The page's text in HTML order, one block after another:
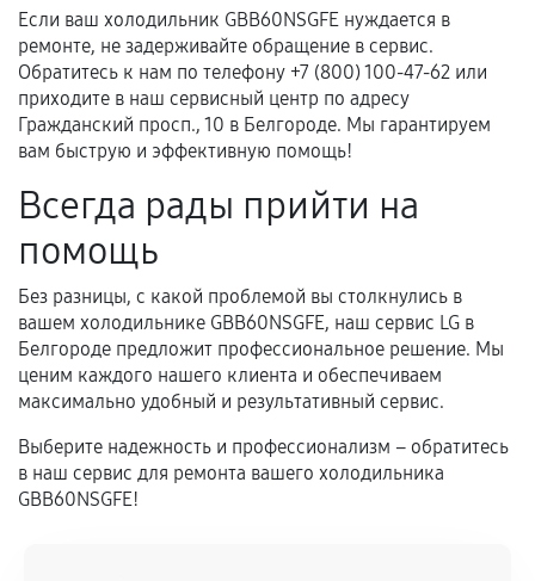
Если ваш холодильник GBB60NSGFE нуждается в
ремонте, не задерживайте обращение в сервис.
Обратитесь к нам по телефону +7 (800) 100-47-62 или
приходите в наш сервисный центр по адресу
Гражданский просп., 10 в Белгороде. Мы гарантируем
вам быструю и эффективную помощь!
Всегда рады прийти на
помощь
Без разницы, с какой проблемой вы столкнулись в
вашем холодильнике GBB60NSGFE, наш сервис LG в
Белгороде предложит профессиональное решение. Мы
ценим каждого нашего клиента и обеспечиваем
максимально удобный и результативный сервис.
Выберите надежность и профессионализм – обратитесь
в наш сервис для ремонта вашего холодильника
GBB60NSGFE!